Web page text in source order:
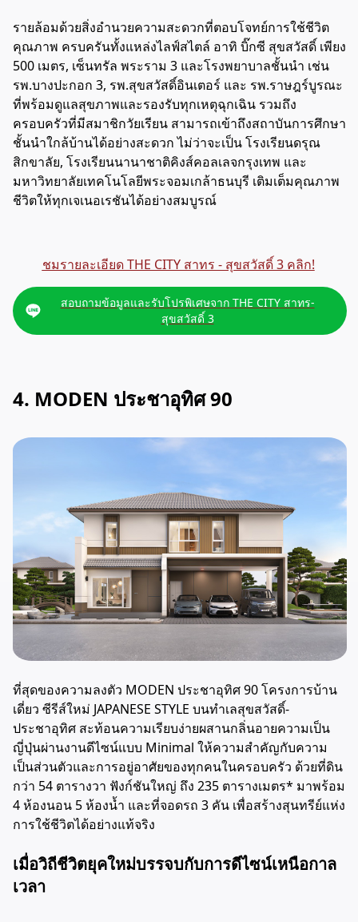
รายล้อมด้วยสิ่งอำนวยความสะดวกที่ตอบโจทย์การใช้ชีวิต
คุณภาพ ครบครันทั้งแหล่งไลฟ์สไตล์ อาทิ บิ๊กซี สุขสวัสดิ์ เพียง
500 เมตร, เซ็นทรัล พระราม 3 และโรงพยาบาลชั้นนำ เช่น
รพ.บางปะกอก 3, รพ.สุขสวัสดิ์อินเตอร์ และ รพ.ราษฎร์บูรณะ
ที่พร้อมดูแลสุขภาพและรองรับทุกเหตุฉุกเฉิน รวมถึง
ครอบครัวที่มีสมาชิกวัยเรียน สามารถเข้าถึงสถาบันการศึกษา
ชั้นนำใกล้บ้านได้อย่างสะดวก ไม่ว่าจะเป็น โรงเรียนดรุณ
สิกขาลัย, โรงเรียนนานาชาติคิงส์คอลเลจกรุงเทพ และ
มหาวิทยาลัยเทคโนโลยีพระจอมเกล้าธนบุรี เติมเต็มคุณภาพ
ชีวิตให้ทุกเจเนอเรชันได้อย่างสมบูรณ์
ชมรายละเอียด THE CITY สาทร - สุขสวัสดิ์ 3 คลิก!
สอบถามข้อมูลและรับโปรพิเศษจาก THE CITY สาทร-
สุขสวัสดิ์ 3
4. MODEN ประชาอุทิศ 90
ที่สุดของความลงตัว MODEN ประชาอุทิศ 90 โครงการบ้าน
เดี่ยว ซีรีส์ใหม่ JAPANESE STYLE บนทำเลสุขสวัสดิ์-
ประชาอุทิศ สะท้อนความเรียบง่ายผสานกลิ่นอายความเป็น
ญี่ปุ่นผ่านงานดีไซน์แบบ Minimal ให้ความสำคัญกับความ
เป็นส่วนตัวและการอยู่อาศัยของทุกคนในครอบครัว ด้วยที่ดิน
กว่า 54 ตารางวา ฟังก์ชันใหญ่ ถึง 235 ตารางเมตร* มาพร้อม
4 ห้องนอน 5 ห้องน้ำ และที่จอดรถ 3 คัน เพื่อสร้างสุนทรีย์แห่ง
การใช้ชีวิตได้อย่างแท้จริง
เมื่อวิถีชีวิตยุคใหม่บรรจบกับการดีไซน์เหนือกาล
เวลา